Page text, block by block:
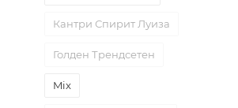
Кантри Спирит Луиза
Голден Трендсетен
Mix